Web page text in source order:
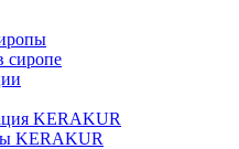
сиропе
KERAKUR
KERAKUR